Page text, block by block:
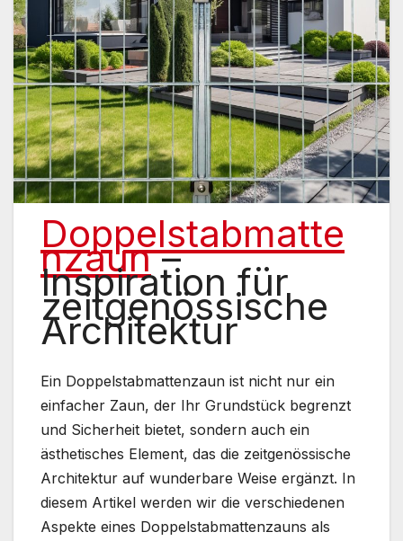
Doppelstabmatte
nzaun–
Inspiration für
zeitgenössische
Architektur
Ein Doppelstabmattenzaun ist nicht nur ein
einfacher Zaun, der Ihr Grundstück begrenzt
und Sicherheit bietet, sondern auch ein
ästhetisches Element, das die zeitgenössische
Architektur auf wunderbare Weise ergänzt. In
diesem Artikel werden wir die verschiedenen
Aspekte eines Doppelstabmattenzauns als